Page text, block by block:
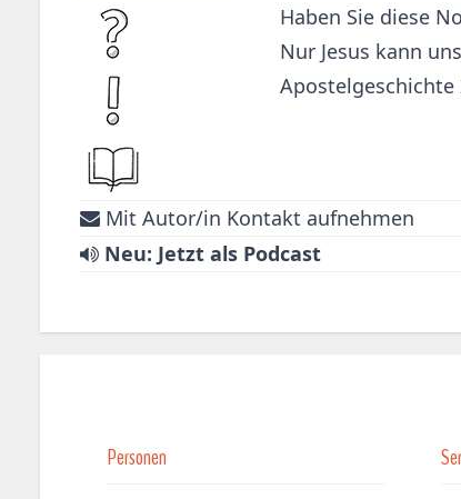
Haben Sie diese
Nur Jesus kann
Apostelgeschichte
Mit Autor/in Kontakt aufnehmen
Neu: Jetzt als Podcast
Personen